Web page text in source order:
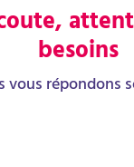
besoins
vous répondons